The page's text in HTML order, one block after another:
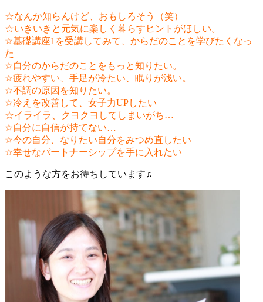
☆なんか知らんけど、おもしろそう（笑）
☆いきいきと元気に楽しく暮らすヒントがほしい。
☆基礎講座1を受講してみて、からだのことを学びたくなっ
た
☆自分のからだのことをもっと知りたい。
☆疲れやすい、手足が冷たい、眠りが浅い。
☆不調の原因を知りたい。
☆冷えを改善して、女子力UPしたい
☆イライラ、クヨクヨしてしまいがち…
☆自分に自信が持てない…
☆今の自分、なりたい自分をみつめ直したい
☆幸せなパートナーシップを手に入れたい
このような方をお待ちしています♫